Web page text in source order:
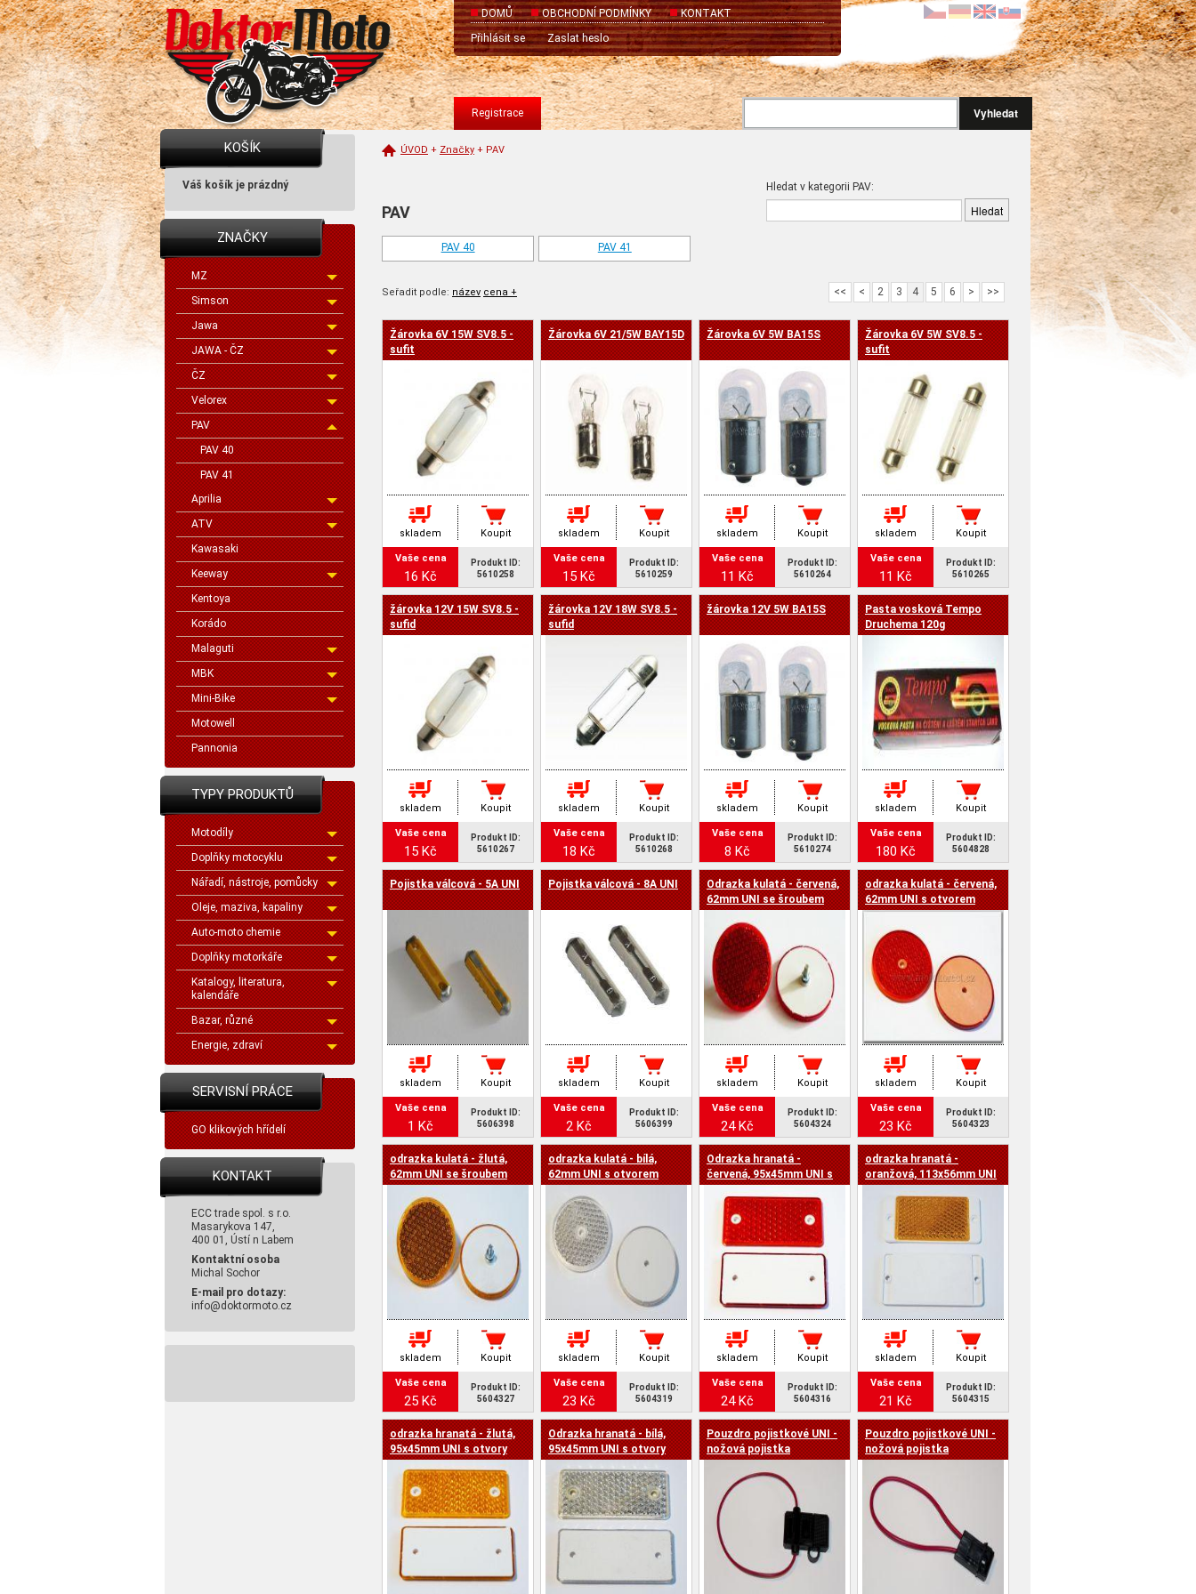
DOMŮ OBCHODNÍ PODMÍNKY
KONTAKT
Přihlásit se
Zaslat heslo
Vyhledat
Registrace
KOŠÍK
Váš košík je prázdný
ZNAČKY
MZ
Simson
Jawa
JAWA - ČZ
ČZ
Velorex
PAV
PAV 40
PAV 41
Aprilia
ATV
Kawasaki
Keeway
Kentoya
Korádo
Malaguti
MBK
Mini-Bike
Motowell
Pannonia
TYPY PRODUKTŮ
Motodíly
Doplňky motocyklu
Nářadí, nástroje, pomůcky
Oleje, maziva, kapaliny
Auto-moto chemie
Doplňky motorkáře
Katalogy, literatura,
kalendáře
Bazar, různé
Energie, zdraví
SERVISNÍ PRÁCE
GO klikových hřídelí
KONTAKT
ECC trade spol. s r.o.
Masarykova 147,
400 01, Ústí n Labem
Kontaktní osoba
Michal Sochor
E-mail pro dotazy:
info@doktormoto.cz
ÚVOD + Značky + PAV
Hledat v kategorii PAV:
PAV
PAV 40 PAV 41
Seřadit podle: název cena +
cena -
<< < 2 3 4 5 6 > >>
Žárovka 6V 15W SV8.5 -
sufit
skladem Koupit
Vaše cena
16 Kč
Produkt ID:
5610258
Žárovka 6V 21/5W BAY15D
skladem Koupit
Vaše cena
15 Kč
Produkt ID:
5610259
Žárovka 6V 5W BA15S
skladem Koupit
Vaše cena
11 Kč
Produkt ID:
5610264
Žárovka 6V 5W SV8.5 -
sufit
skladem Koupit
Vaše cena
11 Kč
Produkt ID:
5610265
žárovka 12V 15W SV8.5 -
sufid
skladem Koupit
Vaše cena
15 Kč
Produkt ID:
5610267
žárovka 12V 18W SV8.5 -
sufid
skladem Koupit
Vaše cena
18 Kč
Produkt ID:
5610268
žárovka 12V 5W BA15S
skladem Koupit
Vaše cena
8 Kč
Produkt ID:
5610274
Pasta vosková Tempo
Druchema 120g
skladem Koupit
Vaše cena
180 Kč
Produkt ID:
5604828
Pojistka válcová - 5A UNI
skladem Koupit
Vaše cena
1 Kč
Produkt ID:
5606398
Pojistka válcová - 8A UNI
skladem Koupit
Vaše cena
2 Kč
Produkt ID:
5606399
Odrazka kulatá - červená,
62mm UNI se šroubem
skladem Koupit
Vaše cena
24 Kč
Produkt ID:
5604324
odrazka kulatá - červená,
62mm UNI s otvorem
skladem Koupit
Vaše cena
23 Kč
Produkt ID:
5604323
odrazka kulatá - žlutá,
62mm UNI se šroubem
skladem Koupit
Vaše cena
25 Kč
Produkt ID:
5604327
odrazka kulatá - bílá,
62mm UNI s otvorem
skladem Koupit
Vaše cena
23 Kč
Produkt ID:
5604319
Odrazka hranatá -
červená, 95x45mm UNI s
otvory
skladem Koupit
Vaše cena
24 Kč
Produkt ID:
5604316
odrazka hranatá -
oranžová, 113x56mm UNI
s otvory
skladem Koupit
Vaše cena
21 Kč
Produkt ID:
5604315
odrazka hranatá - žlutá,
95x45mm UNI s otvory
Odrazka hranatá - bílá,
95x45mm UNI s otvory
Pouzdro pojistkové UNI -
nožová pojistka
Pouzdro pojistkové UNI -
nožová pojistka